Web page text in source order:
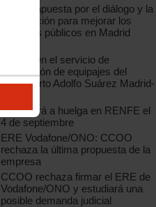
CCOO apuesta por el diálogo y la
negociación para mejorar los
servicios públicos en Madrid
Huelga en el servicio de
facturación de equipajes del
Aeropuerto Adolfo Suárez Madrid-
CCOO irá a huelga en RENFE el
4 de septiembre
ERE Vodafone/ONO: CCOO
rechaza la última propuesta de la
empresa
CCOO rechaza firmar el ERE de
Vodafone/ONO y estudiará una
posible demanda judicial